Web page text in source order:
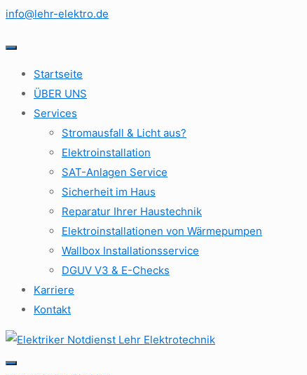
info@lehr-elektro.de
Startseite
ÜBER UNS
Services
Stromausfall & Licht aus?
Elektroinstallation
SAT-Anlagen Service
Sicherheit im Haus
Reparatur Ihrer Haustechnik
Elektroinstallationen von Wärmepumpen
Wallbox Installationsservice
DGUV V3 & E-Checks
Karriere
Kontakt